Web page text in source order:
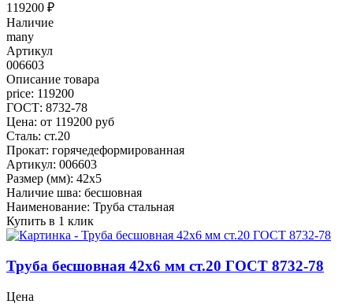
119200 ₽
Наличие
many
Артикул
006603
Описание товара
price: 119200
ГОСТ: 8732-78
Цена: от 119200 руб
Сталь: ст.20
Прокат: горячедеформированная
Артикул: 006603
Размер (мм): 42x5
Наличие шва: бесшовная
Наименование: Труба стальная
Купить в 1 клик
Труба бесшовная 42x6 мм ст.20 ГОСТ 8732-78
Цена